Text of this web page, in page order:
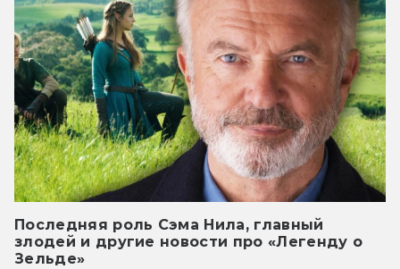
Последняя роль Сэма Нила, главный
злодей и другие новости про «Легенду о
Зельде»